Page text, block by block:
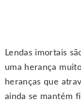
Lendas imortais
uma herança
heranças que
ainda se mantém